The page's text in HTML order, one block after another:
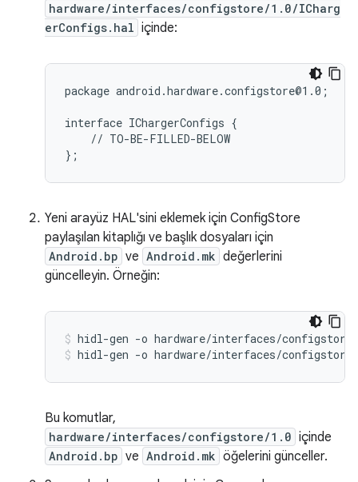
hardware/interfaces/configstore/1.0/ICharg
erConfigs.hal içinde:
package android.hardware.configstore@1.0;
interface IChargerConfigs {
    // TO-BE-FILLED-BELOW
Yeni arayüz HAL'sini eklemek için ConfigStore
paylaşılan kitaplığı ve başlık dosyaları için
Android.bp ve Android.mk değerlerini
güncelleyin. Örneğin:
hidl-gen -o hardware/interfaces/
hidl-gen -o hardware/interfaces/
Bu komutlar,
hardware/interfaces/configstore/1.0 içinde
Android.bp ve Android.mk öğelerini günceller.